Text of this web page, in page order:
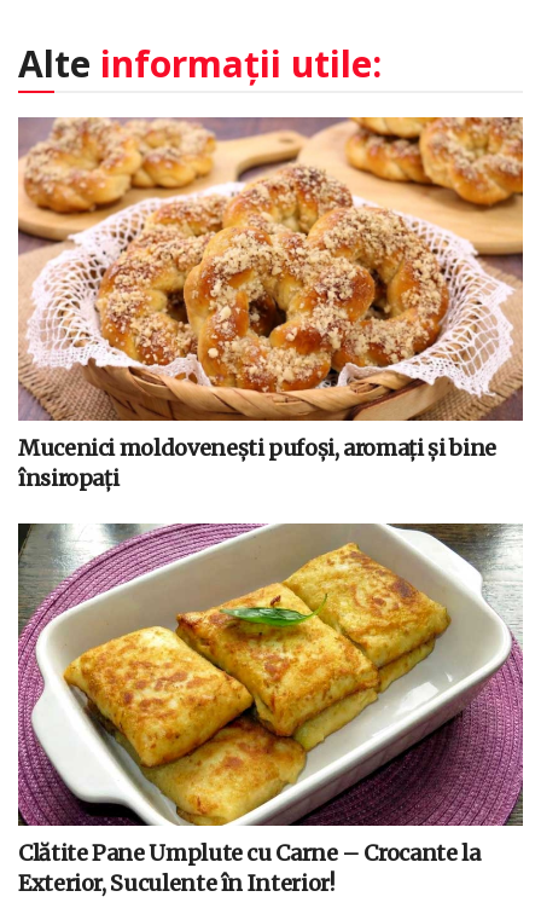
Alte informații utile:
Mucenici moldovenești pufoși, aromați și bine
însiropați
Clătite Pane Umplute cu Carne – Crocante la
Exterior, Suculente în Interior!